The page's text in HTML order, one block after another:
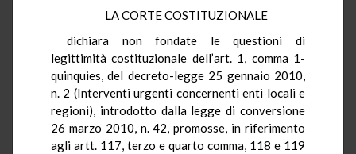
LA CORTE COSTITUZIONALE
dichiara non fondate le questioni di
legittimità costituzionale dell’art. 1, comma 1-
quinquies, del decreto-legge 25 gennaio 2010,
n. 2 (Interventi urgenti concernenti enti locali e
regioni), introdotto dalla legge di conversione
26 marzo 2010, n. 42, promosse, in riferimento
agli artt. 117, terzo e quarto comma, 118 e 119